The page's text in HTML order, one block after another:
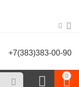
+7(383)383-00-90
0